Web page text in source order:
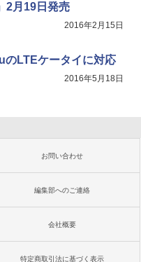
2月19日発売
2016年2月15日
のLTEケータイに対応
2016年5月18日
お問い合わせ
編集部へのご連絡
会社概要
特定商取引法に基づく表示